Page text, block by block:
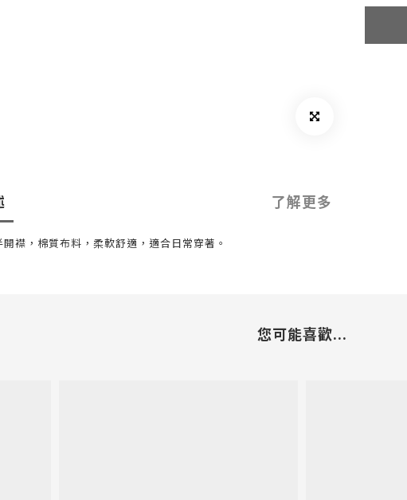
了解更多
襟，棉質布料，柔軟舒適，適合日常穿著。
您可能喜歡...